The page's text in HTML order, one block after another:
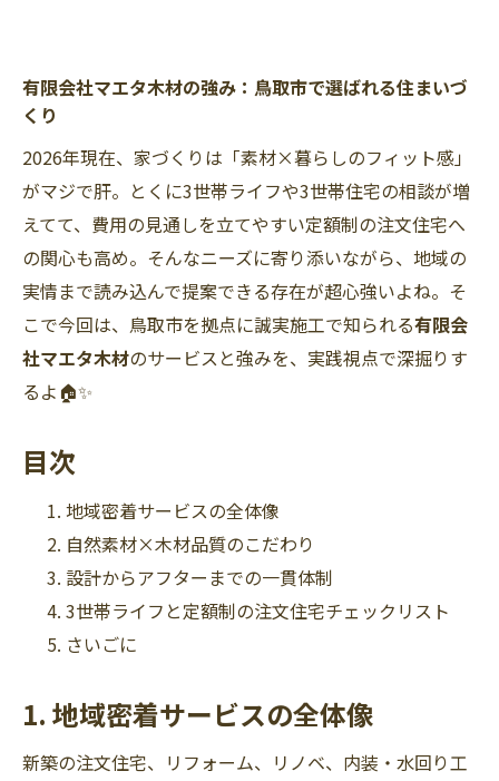
有限会社マエタ木材の強み：鳥取市で選ばれる住まいづ
くり
2026年現在、家づくりは「素材×暮らしのフィット感」
がマジで肝。とくに3世帯ライフや3世帯住宅の相談が増
えてて、費用の見通しを立てやすい定額制の注文住宅へ
の関心も高め。そんなニーズに寄り添いながら、地域の
実情まで読み込んで提案できる存在が超心強いよね。そ
こで今回は、鳥取市を拠点に誠実施工で知られる有限会
社マエタ木材のサービスと強みを、実践視点で深掘りす
るよ🏠✨
目次
地域密着サービスの全体像
自然素材×木材品質のこだわり
設計からアフターまでの一貫体制
3世帯ライフと定額制の注文住宅チェックリスト
さいごに
1. 地域密着サービスの全体像
新築の注文住宅、リフォーム、リノベ、内装・水回り工